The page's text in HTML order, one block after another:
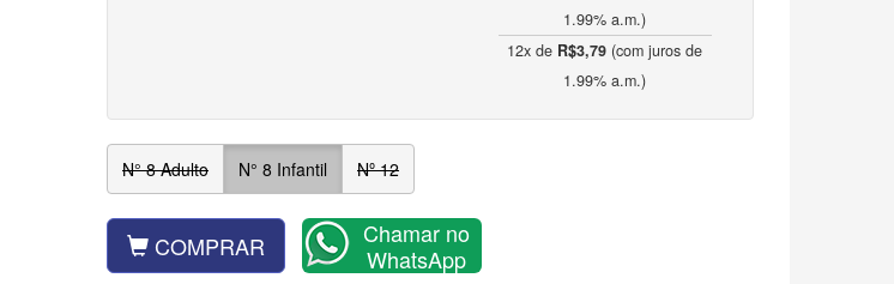
1.99% a.m.)
12x de R$3,79 (com juros de
1.99% a.m.)
N° 8 Adulto N° 8 Infantil Nº 12
COMPRAR
Chamar no
WhatsApp